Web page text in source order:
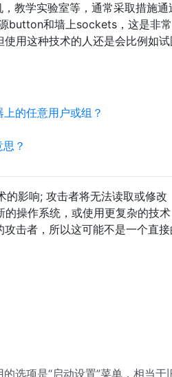
教学实验室等，通常采取措施通
button和墙上sockets，这是非
用这种技术的人还是会比例如
的任意用户或组？
？
影响; 攻击者将无法读取或修改
操作系统，或使用更复杂的技
击者，所以这可能不是一个直接
选项是“启动设置”菜单，相当于